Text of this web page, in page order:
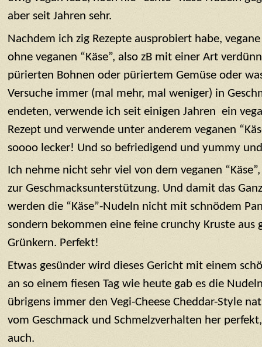
aber seit Jahren sehr.
Nachdem ich zig Rezepte ausprobiert habe,
ohne veganen “Käse”, also zB mit einer Art
pürierten Bohnen oder püriertem Gemüse oder
Versuche immer (mal mehr, mal weniger) in
endeten, verwende ich seit einigen Jahren ein
Rezept und verwende unter anderem veganen
soooo lecker! Und so befriedigend und yummy
Ich nehme nicht sehr viel von dem veganen
zur Geschmacksunterstützung. Und damit das
werden die “Käse”-Nudeln nicht mit schnödem
sondern bekommen eine feine crunchy Kruste aus
Grünkern. Perfekt!
Etwas gesünder wird dieses Gericht mit einem
an so einem fiesen Tag wie heute gab es die
übrigens immer den Vegi-Cheese Cheddar-Style
vom Geschmack und Schmelzverhalten her
auch.